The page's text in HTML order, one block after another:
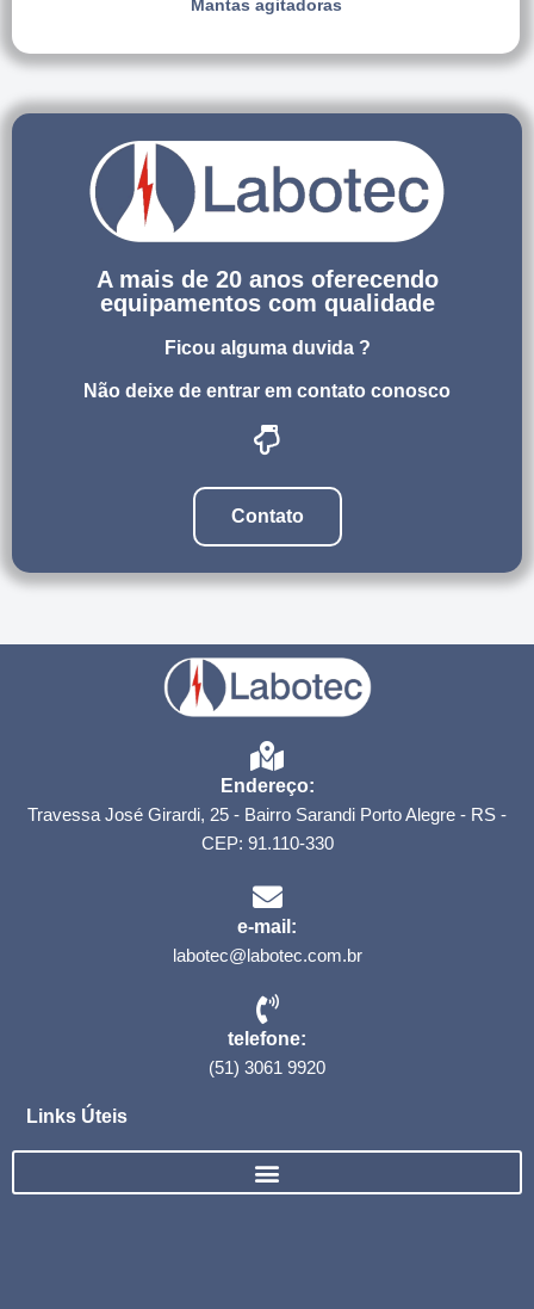
Mantas agitadoras
A mais de 20 anos oferecendo
equipamentos com qualidade
Ficou alguma duvida ?
Não deixe de entrar em contato conosco
Contato
Endereço:
Travessa José Girardi, 25 - Bairro Sarandi Porto Alegre - RS -
CEP: 91.110-330
e-mail:
labotec@labotec.com.br
telefone:
(51) 3061 9920
Links Úteis